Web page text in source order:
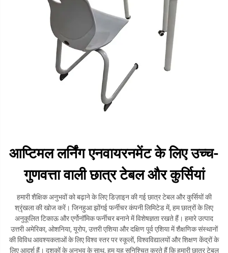
आप्टिमल लर्निंग एनवायरनमेंट के लिए उच्च-
गुणवत्ता वाली छात्र टेबल और कुर्सियां
हमारी शैक्षिक अनुभवों को बढ़ाने के लिए डिज़ाइन की गई छात्र टेबल और कुर्सियों की
श्रृंखला की खोज करें। जिनहुआ झोंगई फर्नीचर कंपनी लिमिटेड में, हम छात्रों के लिए
अनुकूलित टिकाऊ और एर्गोनॉमिक फर्नीचर बनाने में विशेषज्ञता रखते हैं। हमारे उत्पाद
उत्तरी अमेरिका, ओशनिया, यूरोप, उत्तरी एशिया और दक्षिण पूर्व एशिया में शैक्षणिक संस्थानों
की विविध आवश्यकताओं के लिए विश्व स्तर पर स्कूलों, विश्वविद्यालयों और शिक्षण केंद्रों के
लिए आदर्श हैं। दशकों के अनुभव के साथ, हम यह सुनिश्चित करते हैं कि हमारी छात्र टेबल